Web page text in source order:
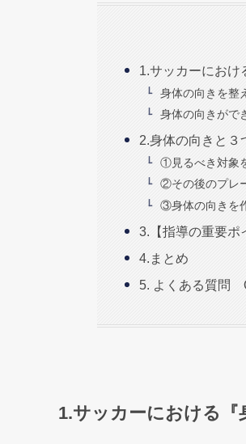
1.サッカーにおけ
身体の向きを整
身体の向きがで
2.身体の向きと３
①見るべき対象
②その後のプレ
③身体の向きを
3.【指導の重要ポ
4.まとめ
5. よくある質問
1.サッカーにおける『